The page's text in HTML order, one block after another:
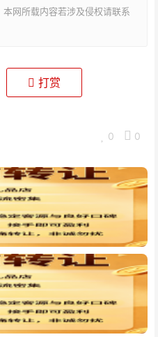
网所载内容若涉及侵权请联系
打赏
0 0